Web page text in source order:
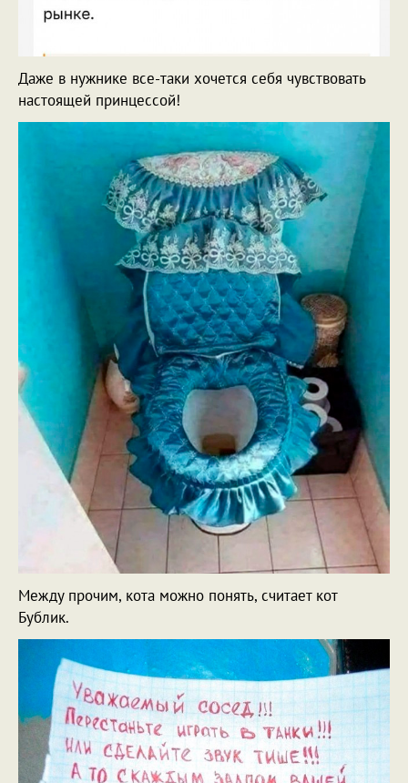
Даже в нужнике все-таки хочется себя чувствовать
настоящей принцессой!
Между прочим, кота можно понять, считает кот
Бублик.